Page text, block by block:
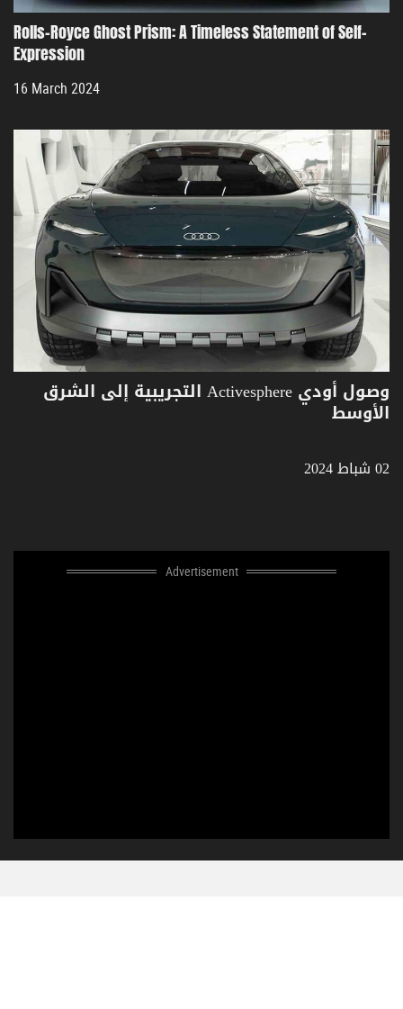
Rolls-Royce Ghost Prism: A Timeless Statement of Self-
Expression
16 March 2024
وصول أودي Activesphere التجريبية إلى الشرق
الأوسط
02 شباط 2024
Advertisement